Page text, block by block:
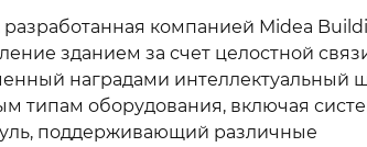
компанией Midea
зданием за счет целостной
наградами интеллектуальный
типам оборудования, включая
поддерживающий различные